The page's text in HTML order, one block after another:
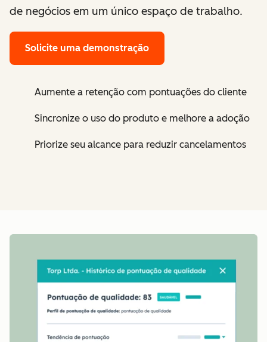
de negócios em um único espaço de trabalho.
Solicite uma demonstração
Aumente a retenção com pontuações do cliente
Sincronize o uso do produto e melhore a adoção
Priorize seu alcance para reduzir cancelamentos